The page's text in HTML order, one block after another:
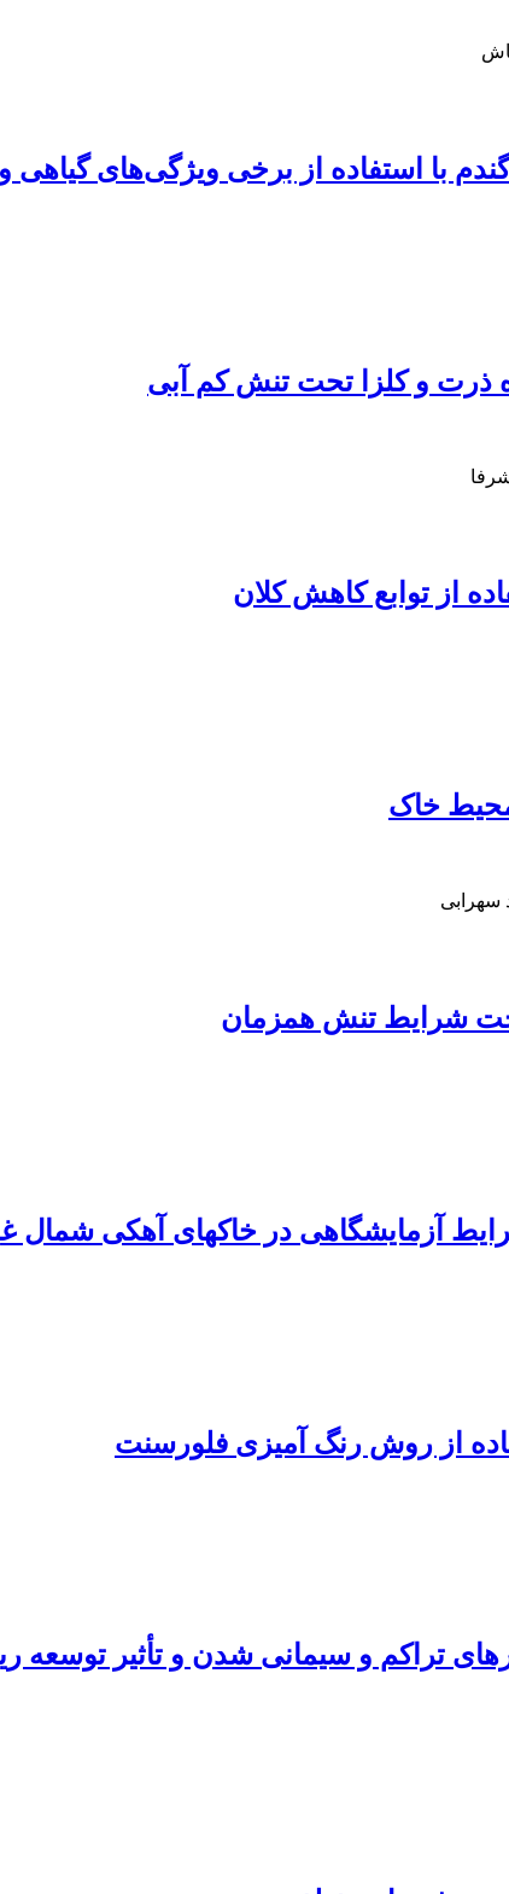
با استفاده از برخی ویژگی‌های گیاهی
ذرت و کلزا تحت تنش کم آبی
از توابع کاهش کلان
محیط خاک
سهرابی
شرایط تنش همزمان
آزمایشگاهی در خاک‏های آهکی شمال
از روش رنگ آمیزی فلورسنت
تراکم و سیمانی شدن و تأثیر توسعه